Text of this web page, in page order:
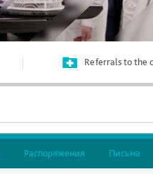
Referrals to the
Распоряжения Письма